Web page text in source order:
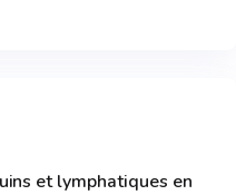
et lymphatiques en